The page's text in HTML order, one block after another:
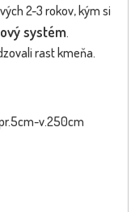
2-3 rokov, kým si
systém.
rast kmeňa.
v.250cm